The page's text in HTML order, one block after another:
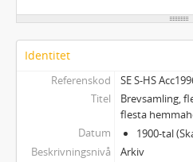
Identitet
Referenskod
SE S-HS
Titel
Brevsamling,
flesta
Datum
1900-tal
Beskrivningsnivå
Arkiv